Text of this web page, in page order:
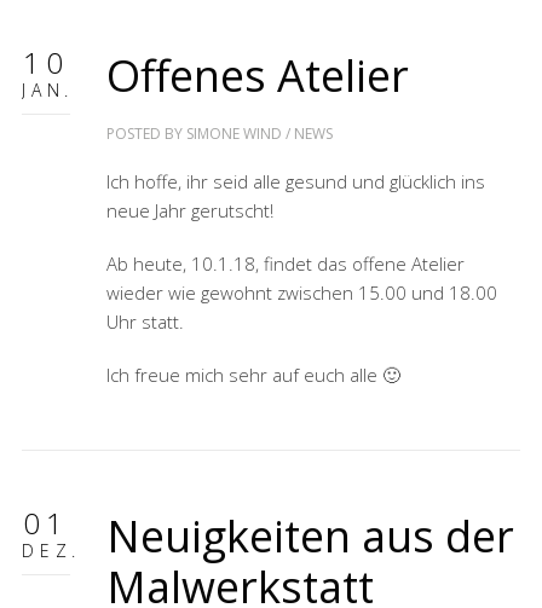
10
JAN. Offenes Atelier
POSTED BY SIMONE WIND / NEWS
Ich hoffe, ihr seid alle gesund und glücklich ins
neue Jahr gerutscht!
Ab heute, 10.1.18, findet das offene Atelier
wieder wie gewohnt zwischen 15.00 und 18.00
Uhr statt.
Ich freue mich sehr auf euch alle 🙂
01
DEZ.
Neuigkeiten aus der
Malwerkstatt